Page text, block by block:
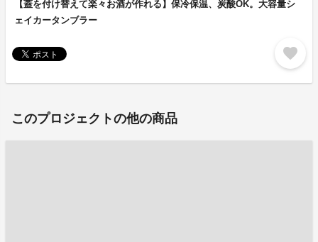
【蓋を付け替えて楽々お酒が作れる】保冷保温、炭酸OK。大容量シ
ェイカータンブラー
favorite
このプロジェクトの他の商品